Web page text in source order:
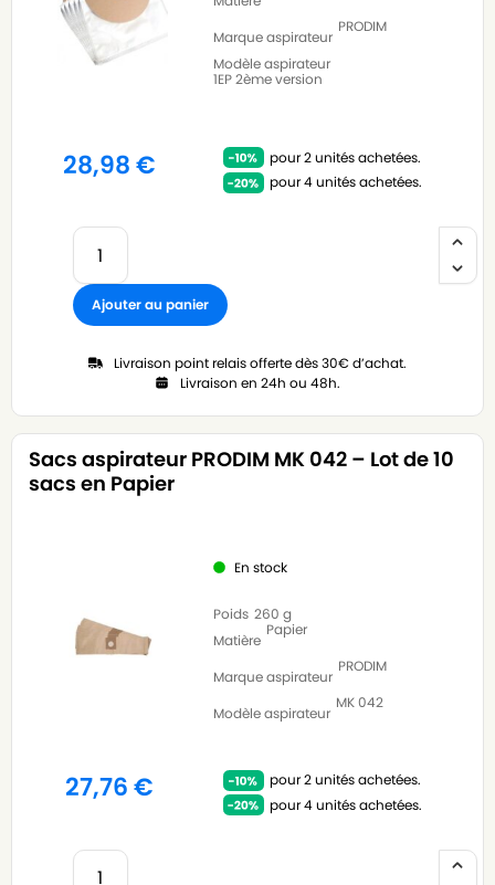
Marque aspirateur
PRODIM
Modèle aspirateur
1EP 2ème version
28,98€
pour 2 unités achetées.
pour 4 unités achetées.
Ajouter au panier
Livraison point relais offerte dès 30€ d’achat.
Livraison en 24h ou 48h.
Sacs aspirateur PRODIM MK 042 – Lot de 10
sacs en Papier
En stock
Poids 260 g
Matière
Papier
Marque aspirateur
PRODIM
Modèle aspirateur
MK 042
27,76€
pour 2 unités achetées.
pour 4 unités achetées.